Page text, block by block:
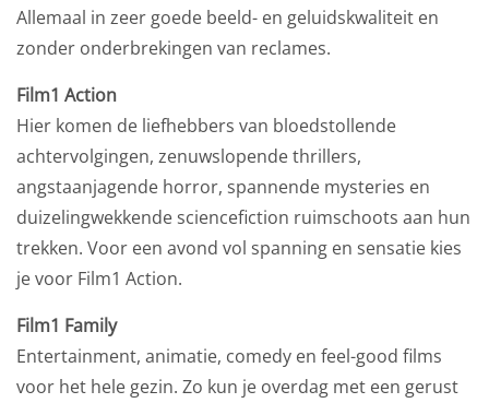
Allemaal in zeer goede beeld- en geluidskwaliteit en
zonder onderbrekingen van reclames.
Film1 Action
Hier komen de liefhebbers van bloedstollende
achtervolgingen, zenuwslopende thrillers,
angstaanjagende horror, spannende mysteries en
duizelingwekkende sciencefiction ruimschoots aan hun
trekken. Voor een avond vol spanning en sensatie kies
je voor Film1 Action.
Film1 Family
Entertainment, animatie, comedy en feel-good films
voor het hele gezin. Zo kun je overdag met een gerust